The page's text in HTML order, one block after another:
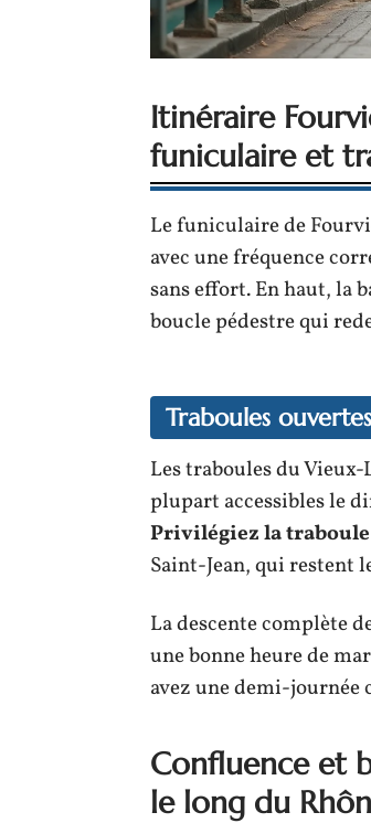
Itinéraire
funiculaire et
Le funiculaire de
avec une fréquence
sans effort. En haut, la
boucle pédestre qui
Traboules
Les traboules du
plupart accessibles le
Privilégiez la traboule
Saint-Jean, qui restent
La descente complète
une bonne heure de
avez une demi-journée
Confluence et
le long du